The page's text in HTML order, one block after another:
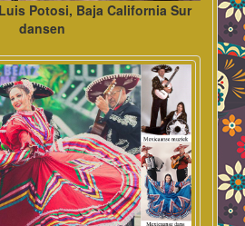
Potosi, Baja California Sur
dansen